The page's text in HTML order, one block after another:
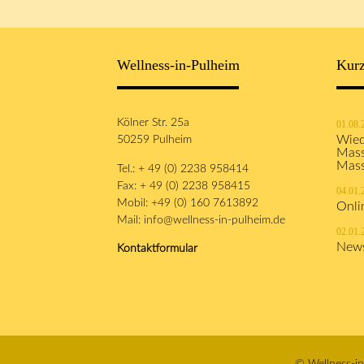
Wellness-in-Pulheim
Kölner Str. 25a
50259 Pulheim
Tel.: + 49 (0) 2238 958414
Fax: + 49 (0) 2238 958415
Mobil: +49 (0) 160 7613892
Mail: info@wellness-in-pulheim.de
Kontaktformular